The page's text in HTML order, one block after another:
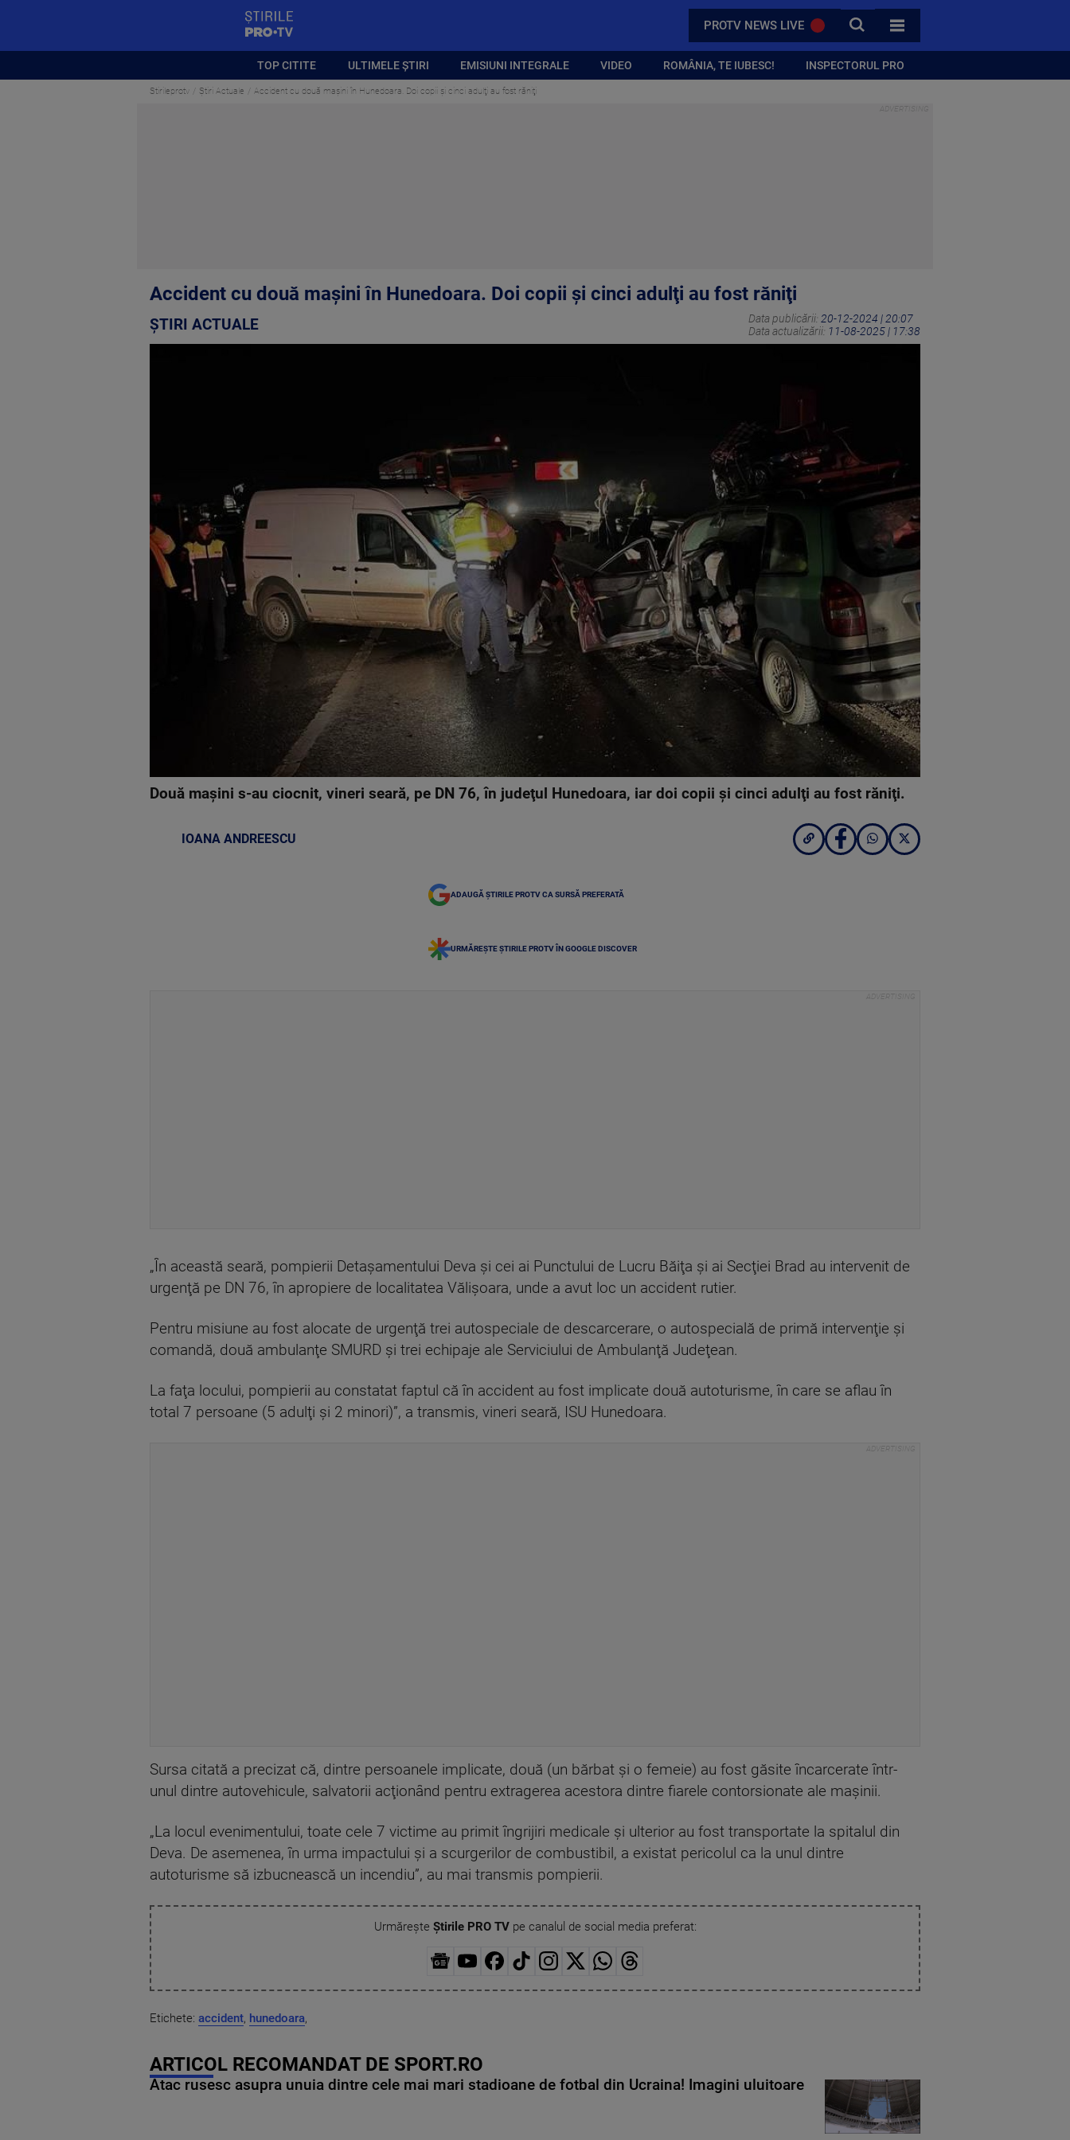
PROTV NEWS LIVE CAUTA
TOATE CATEGORIILE
TOP CITITE ULTIMELE ȘTIRI EMISIUNI INTEGRALE VIDEO ROMÂNIA, TE IUBESC! INSPECTORUL PRO
Stirileprotv Știri Actuale Accident cu două mașini în Hunedoara. Doi copii şi cinci adulţi au fost răniţi
Accident cu două mașini în Hunedoara. Doi copii şi cinci adulţi au fost răniţi
ȘTIRI ACTUALE Data publicării: 20-12-2024 | 20:07
Data actualizării: 11-08-2025 | 17:38
Două maşini s-au ciocnit, vineri seară, pe DN 76, în judeţul Hunedoara, iar doi copii şi cinci adulţi au fost răniţi.
IOANA ANDREESCU
ADAUGĂ ȘTIRILE PROTV CA SURSĂ PREFERATĂ
URMĂREȘTE ȘTIRILE PROTV ÎN GOOGLE DISCOVER
„În această seară, pompierii Detaşamentului Deva şi cei ai Punctului de Lucru Băiţa şi ai Secţiei Brad au intervenit de
urgenţă pe DN 76, în apropiere de localitatea Vălişoara, unde a avut loc un accident rutier.
Pentru misiune au fost alocate de urgenţă trei autospeciale de descarcerare, o autospecială de primă intervenţie şi
comandă, două ambulanţe SMURD şi trei echipaje ale Serviciului de Ambulanţă Judeţean.
La faţa locului, pompierii au constatat faptul că în accident au fost implicate două autoturisme, în care se aflau în
total 7 persoane (5 adulţi şi 2 minori)”, a transmis, vineri seară, ISU Hunedoara.
Sursa citată a precizat că, dintre persoanele implicate, două (un bărbat şi o femeie) au fost găsite încarcerate într-
unul dintre autovehicule, salvatorii acţionând pentru extragerea acestora dintre fiarele contorsionate ale maşinii.
„La locul evenimentului, toate cele 7 victime au primit îngrijiri medicale şi ulterior au fost transportate la spitalul din
Deva. De asemenea, în urma impactului şi a scurgerilor de combustibil, a existat pericolul ca la unul dintre
autoturisme să izbucnească un incendiu”, au mai transmis pompierii.
Urmărește Știrile PRO TVpe canalul de social media preferat:
Etichete: accident, hunedoara,
ARTICOL RECOMANDAT DE SPORT.RO
Atac rusesc asupra unuia dintre cele mai mari stadioane de fotbal din Ucraina! Imagini uluitoare